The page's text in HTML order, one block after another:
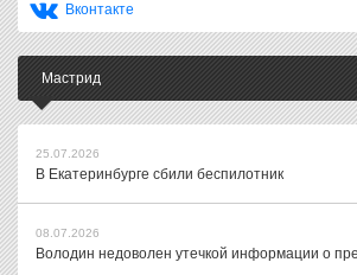
Вконтакте
Мастрид
25.07.2026
В Екатеринбурге сбили беспилотник
08.07.2026
Володин недоволен утечкой информации о